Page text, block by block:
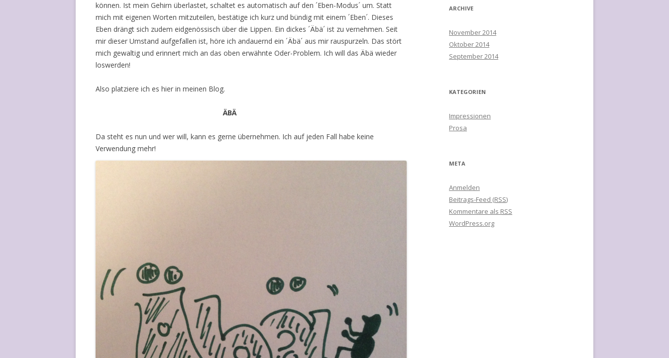
können. Ist mein Gehirn überlastet, schaltet es automatisch auf den ´Eben-Modus´ um. Statt
mich mit eigenen Worten mitzuteilen, bestätige ich kurz und bündig mit einem ´Eben´. Dieses
Eben drängt sich zudem eidgenössisch über die Lippen. Ein dickes ´Äbä´ ist zu vernehmen. Seit
mir dieser Umstand aufgefallen ist, höre ich andauernd ein ´Äbä´ aus mir rauspurzeln. Das stört
mich gewaltig und erinnert mich an das oben erwähnte Oder-Problem. Ich will das Äbä wieder
loswerden!
Also platziere ich es hier in meinen Blog.
ÄBÄ
Da steht es nun und wer will, kann es gerne übernehmen. Ich auf jeden Fall habe keine
Verwendung mehr!
ARCHIVE
November 2014
Oktober 2014
September 2014
KATEGORIEN
Impressionen
Prosa
META
Anmelden
Beitrags-Feed (RSS)
Kommentare als RSS
WordPress.org